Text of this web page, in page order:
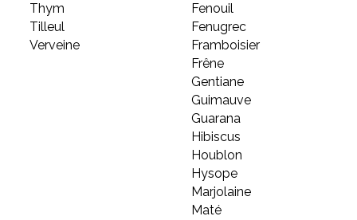
Thym
Fenouil
Tilleul
Fenugrec
Verveine
Framboisier
Frêne
Gentiane
Guimauve
Guarana
Hibiscus
Houblon
Hysope
Marjolaine
Maté